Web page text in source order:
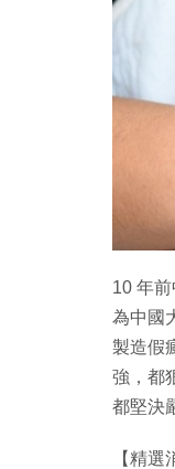
10 年
為中國
製造假
強，都
都堅決
【精選
Link